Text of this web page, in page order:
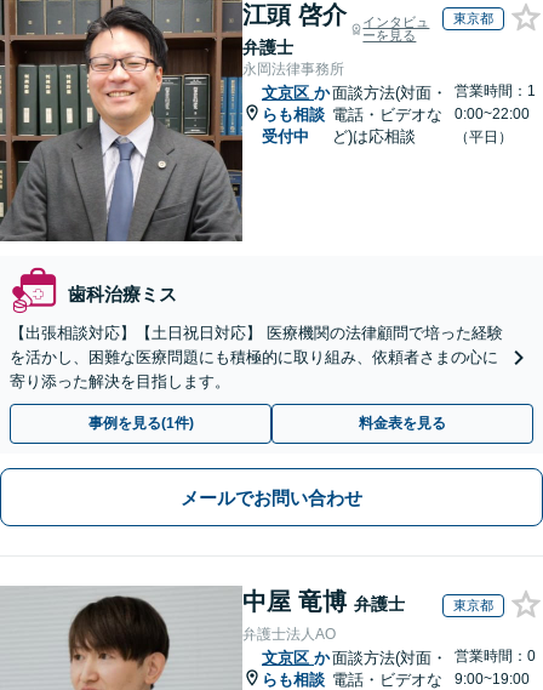
江頭 啓介
弁護士
インタビュ
ーを見る
東京都
永岡法律事務所
文京区 か
らも相談
受付中
面談方法(対面・
電話・ビデオな
ど)は応相談
営業時間：1
0:00~22:00
（平日）
歯科治療ミス
【出張相談対応】【土日祝日対応】 医療機関の法律顧問で培った経験
を活かし、困難な医療問題にも積極的に取り組み、依頼者さまの心に
寄り添った解決を目指します。
事例を見る(1件) 料金表を見る
メールでお問い合わせ
中屋 竜博 弁護士 東京都
弁護士法人AO
文京区 か
らも相談
面談方法(対面・
電話・ビデオな
営業時間：0
9:00~19:00